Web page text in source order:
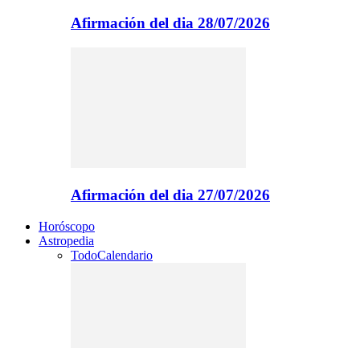
Afirmación del dia 28/07/2026
Afirmación del dia 27/07/2026
Horóscopo
Astropedia
TodoCalendario